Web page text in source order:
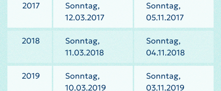
2017
Sonntag,
12.03.2017
Sonntag,
05.11.2017
2018
Sonntag,
11.03.2018
Sonntag,
04.11.2018
2019
Sonntag,
10.03.2019
Sonntag,
03.11.2019